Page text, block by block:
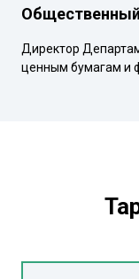
Директор
ценным бумагам и